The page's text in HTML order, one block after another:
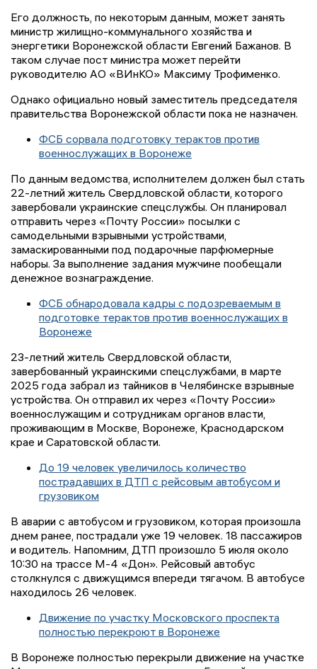
Его должность, по некоторым данным, может занять
министр жилищно-коммунального хозяйства и
энергетики Воронежской области Евгений Бажанов. В
таком случае пост министра может перейти
руководителю АО «ВИнКО» Максиму Трофименко.
Однако официально новый заместитель председателя
правительства Воронежской области пока не назначен.
ФСБ сорвала подготовку терактов против
военнослужащих в Воронеже
По данным ведомства, исполнителем должен был стать
22-летний житель Свердловской области, которого
завербовали украинские спецслужбы. Он планировал
отправить через «Почту России» посылки с
самодельными взрывными устройствами,
замаскированными под подарочные парфюмерные
наборы. За выполнение задания мужчине пообещали
денежное вознаграждение.
ФСБ обнародовала кадры с подозреваемым в
подготовке терактов против военнослужащих в
Воронеже
23-летний житель Свердловской области,
завербованный украинскими спецслужбами, в марте
2025 года забрал из тайников в Челябинске взрывные
устройства. Он отправил их через «Почту России»
военнослужащим и сотрудникам органов власти,
проживающим в Москве, Воронеже, Краснодарском
крае и Саратовской области.
До 19 человек увеличилось количество
пострадавших в ДТП с рейсовым автобусом и
грузовиком
В аварии с автобусом и грузовиком, которая произошла
днем ранее, пострадали уже 19 человек. 18 пассажиров
и водитель. Напомним, ДТП произошло 5 июля около
10:30 на трассе М-4 «Дон». Рейсовый автобус
столкнулся с движущимся впереди тягачом. В автобусе
находилось 26 человек.
Движение по участку Московского проспекта
полностью перекроют в Воронеже
В Воронеже полностью перекрыли движение на участке